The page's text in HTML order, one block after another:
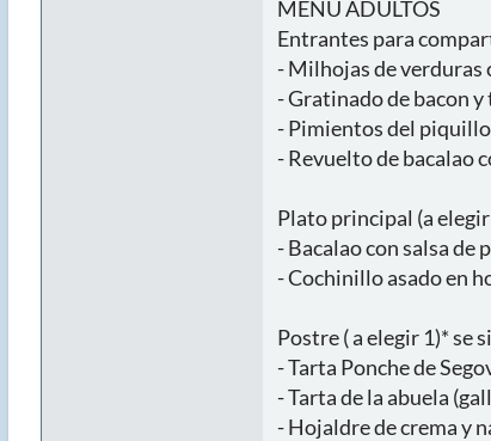
MENU ADULTOS
Entrantes para
- Milhojas de verduras
- Gratinado de bacon
- Pimientos del
- Revuelto de bacalao
Plato principal (a
- Bacalao con salsa de
- Cochinillo asado en
Postre ( a elegir 1)* se
- Tarta Ponche de
- Tarta de la abuela
- Hojaldre de crema y